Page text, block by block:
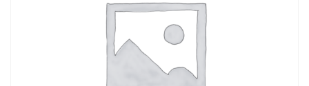
Ingresar
Lost password?